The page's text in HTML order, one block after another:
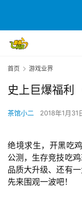
首页 游戏业界
史上巨爆福利
茶馆小二 2018年1月31
绝境求生，开黑吃
公测，生存竞技吃
品质大升级、还有
先来围观一波吧！